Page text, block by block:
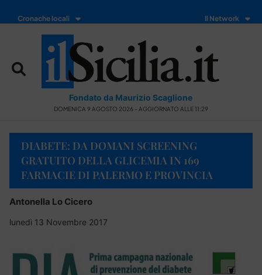
Cronache locali Il Network
Fondato da Maurizio Scaglione
DOMENICA 9 AGOSTO 2026 - AGGIORNATO ALLE 11:29
DIABETE: DA DOMANI SCREENING
GRATUITO DELLA GLICEMIA IN 169
FARMACIE DI PALERMO E PROVINCIA
Antonella Lo Cicero
lunedì 13 Novembre 2017